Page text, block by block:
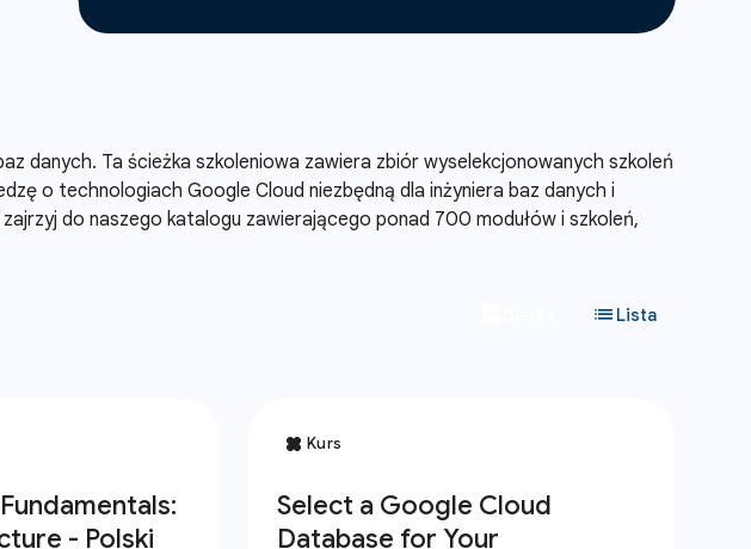
danych. Ta ścieżka szkoleniowa zawiera zbiór wyselekcjonowanych szkoleń
o technologiach Google Cloud niezbędną dla inżyniera baz danych i
do naszego katalogu zawierającego ponad 700 modułów i szkoleń,